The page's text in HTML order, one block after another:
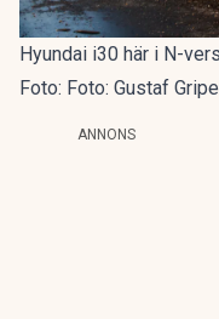
Hyundai i30 här i N-
Foto: Foto: Gustaf
ANNONS